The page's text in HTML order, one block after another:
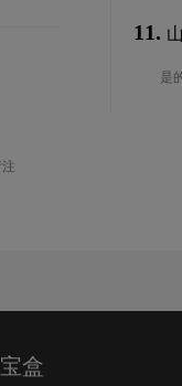
11.
是
盒